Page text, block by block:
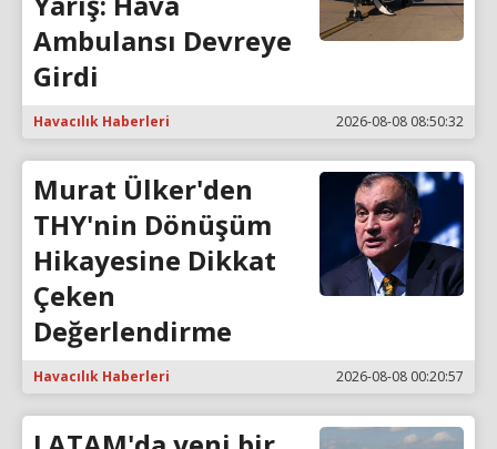
Ambulansı Devreye
Girdi
Havacılık Haberleri 2026-08-08 08:50:32
Murat Ülker'den
THY'nin Dönüşüm
Hikayesine Dikkat
Çeken
Değerlendirme
Havacılık Haberleri 2026-08-08 00:20:57